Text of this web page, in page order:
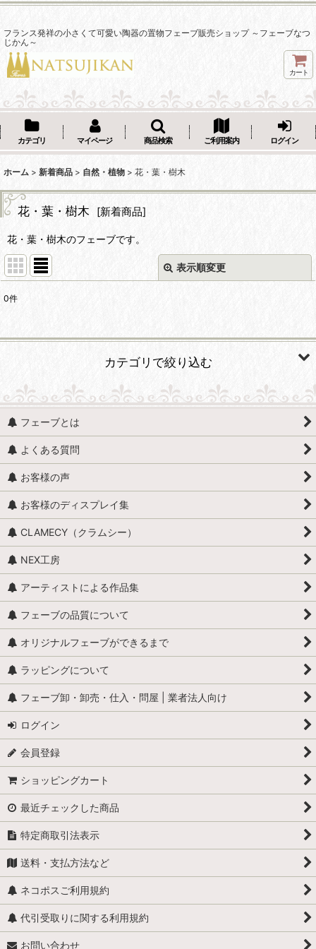
フランス発祥の小さくて可愛い陶器の置物フェーブ販売ショップ ～フェーブなつ
じかん～
カート
カテゴリ マイページ 商品検索 ご利用案内 ログイン
ホーム > 新着商品 > 自然・植物 > 花・葉・樹木
花・葉・樹木 [新着商品]
花・葉・樹木のフェーブです。
表示順変更
絞り込む
0件
カテゴリで絞り込む
自然・植物 (すべての商品を表示)
天体・惑星
庭・園芸・ガーデニング
きのこ
フェーブとは
よくある質問
お客様の声
お客様のディスプレイ集
CLAMECY（クラムシー）
NEX工房
アーティストによる作品集
フェーブの品質について
オリジナルフェーブができるまで
ラッピングについて
フェーブ卸・卸売・仕入・問屋 | 業者法人向け
ログイン
会員登録
ショッピングカート
最近チェックした商品
特定商取引法表示
送料・支払方法など
ネコポスご利用規約
代引受取りに関する利用規約
お問い合わせ